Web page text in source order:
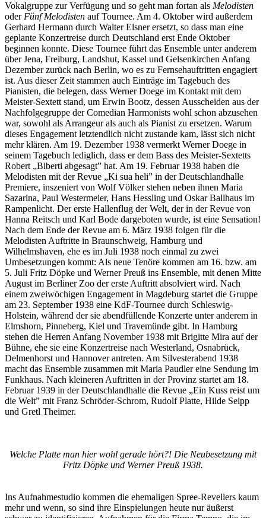
Vokalgruppe zur Verfügung und so geht man fortan als Melodisten
oder Fünf Melodisten auf Tournee. Am 4. Oktober wird außerdem
Gerhard Hermann durch Walter Elsner ersetzt, so dass man eine
geplante Konzertreise durch Deutschland erst Ende Oktober
beginnen konnte. Diese Tournee führt das Ensemble unter anderem
über Jena, Freiburg, Landshut, Kassel und Gelsenkirchen Anfang
Dezember zurück nach Berlin, wo es zu Fernsehauftritten engagiert
ist. Aus dieser Zeit stammen auch Einträge im Tagebuch des
Pianisten, die belegen, dass Werner Doege im Kontakt mit dem
Meister-Sextett stand, um Erwin Bootz, dessen Ausscheiden aus der
Nachfolgegruppe der Comedian Harmonists wohl schon abzusehen
war, sowohl als Arrangeur als auch als Pianist zu ersetzen. Warum
dieses Engagement letztendlich nicht zustande kam, lässt sich nicht
mehr klären. Am 19. Dezember 1938 vermerkt Werner Doege in
seinem Tagebuch lediglich, dass er dem Bass des Meister-Sextetts
Robert „Biberti abgesagt” hat. Am 19. Februar 1938 haben die
Melodisten mit der Revue „Ki sua heli” in der Deutschlandhalle
Premiere, inszeniert von Wolf Völker stehen neben ihnen Maria
Sazarina, Paul Westermeier, Hans Hessling und Oskar Ballhaus im
Rampenlicht. Der erste Hallenflug der Welt, der in der Revue von
Hanna Reitsch und Karl Bode dargeboten wurde, ist eine Sensation!
Nach dem Ende der Revue am 6. März 1938 folgen für die
Melodisten Auftritte in Braunschweig, Hamburg und
Wilhelmshaven, ehe es im Juli 1938 noch einmal zu zwei
Umbesetzungen kommt: Als neue Tenöre kommen am 16. bzw. am
5. Juli Fritz Döpke und Werner Preuß ins Ensemble, mit denen Mitte
August im Berliner Zoo der erste Auftritt absolviert wird. Nach
einem zweiwöchigen Engagement in Magdeburg startet die Gruppe
am 23. September 1938 eine KdF-Tournee durch Schleswig-
Holstein, während der sie abendfüllende Konzerte unter anderem in
Elmshorn, Pinneberg, Kiel und Travemünde gibt. In Hamburg
stehen die Herren Anfang November 1938 mit Brigitte Mira auf der
Bühne, ehe sie eine Konzertreise nach Westerland, Osnabrück,
Delmenhorst und Hannover antreten. Am Silvesterabend 1938
macht das Ensemble zusammen mit Maria Paudler eine Sendung im
Funkhaus. Nach kleineren Auftritten in der Provinz startet am 18.
Februar 1939 in der Deutschlandhalle die Revue „Ein Kuss reist um
die Welt” mit Franz Schröder-Schrom, Rudolf Platte, Hilde Seipp
und Gretl Theimer.
Welche Platte man hier wohl gerade hört?! Die Neubesetzung mit
Fritz Döpke und Werner Preuß 1938.
Ins Aufnahmestudio kommen die ehemaligen Spree-Revellers kaum
mehr und wenn, so sind ihre Einspielungen heute nur äußerst